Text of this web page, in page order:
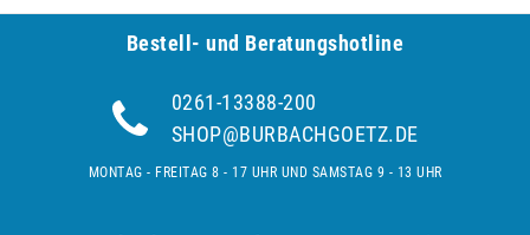
Bestell- und Be­ra­tungs­hot­line
0261-13388-200
SHOP@BURBACHGOETZ.DE
MONTAG - FREITAG 8 - 17 UHR UND SAMSTAG 9 - 13 UHR